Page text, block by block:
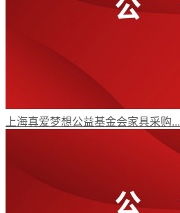
党政要闻
受益人故事
上海真爱梦想公益基金会家具采购...